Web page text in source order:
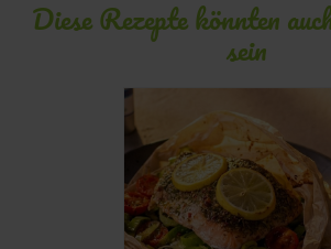
Diese Rezepte könnten
sein